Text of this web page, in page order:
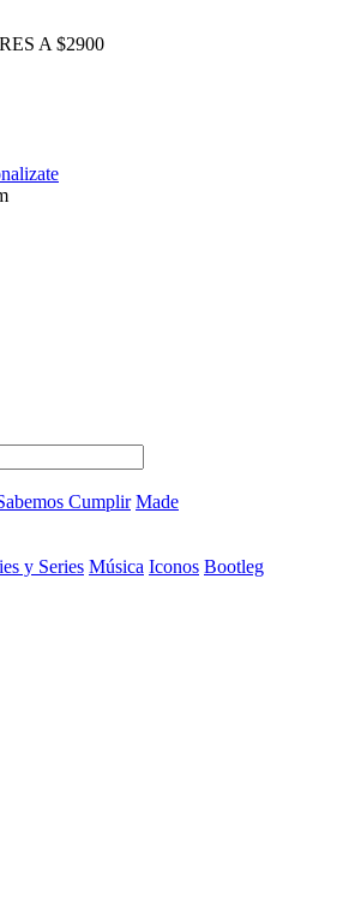
A $2900
Cumplir Made
y Series Música Iconos Bootleg